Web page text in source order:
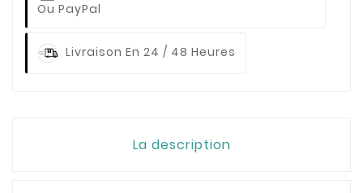
Ou PayPal
Livraison En 24 / 48 Heures
La description